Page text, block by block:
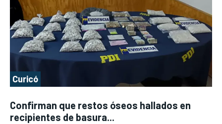
Curicó
Confirman que restos óseos hallados en
recipientes de basura...